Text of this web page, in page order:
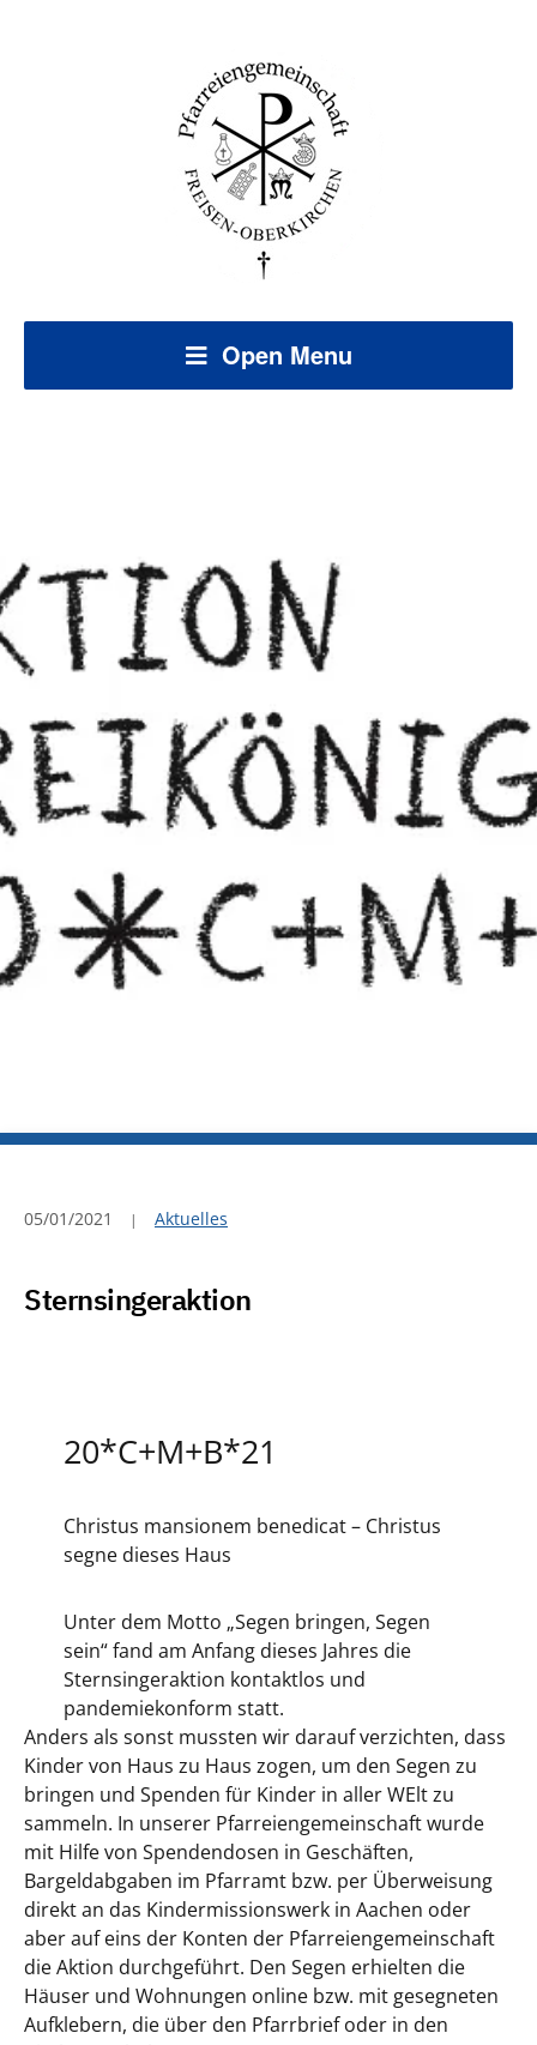
Open Menu
05/01/2021 Aktuelles
Sternsingeraktion
20*C+M+B*21
Christus mansionem benedicat – Christus
segne dieses Haus
Unter dem Motto „Segen bringen, Segen
sein“ fand am Anfang dieses Jahres die
Sternsingeraktion kontaktlos und
pandemiekonform statt.
Anders als sonst mussten wir darauf verzichten, dass
Kinder von Haus zu Haus zogen, um den Segen zu
bringen und Spenden für Kinder in aller WElt zu
sammeln. In unserer Pfarreiengemeinschaft wurde
mit Hilfe von Spendendosen in Geschäften,
Bargeldabgaben im Pfarramt bzw. per Überweisung
direkt an das Kindermissionswerk in Aachen oder
aber auf eins der Konten der Pfarreiengemeinschaft
die Aktion durchgeführt. Den Segen erhielten die
Häuser und Wohnungen online bzw. mit gesegneten
Aufklebern, die über den Pfarrbrief oder in den